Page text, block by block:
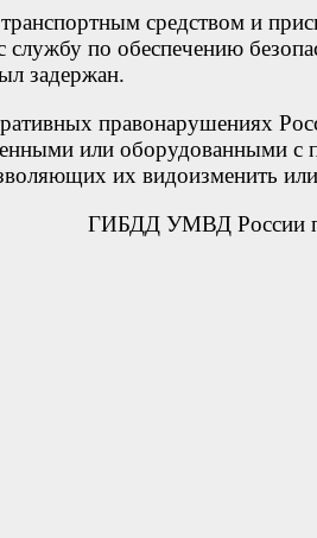
средством и
по обеспечению
задержан.
правонарушениях
или оборудованными с
их видоизменить
ГИБДД УМВД России